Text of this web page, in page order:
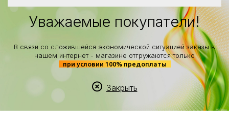
Уважаемые покупатели!
В связи со сложившейся экономической ситуацией заказы в
нашем интернет - магазине отгружаются только
при условии 100% предоплаты
Закрыть